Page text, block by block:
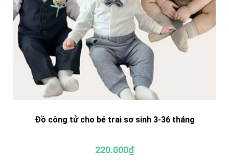
Đồ công tử cho bé trai sơ sinh 3-36 tháng
220.000₫